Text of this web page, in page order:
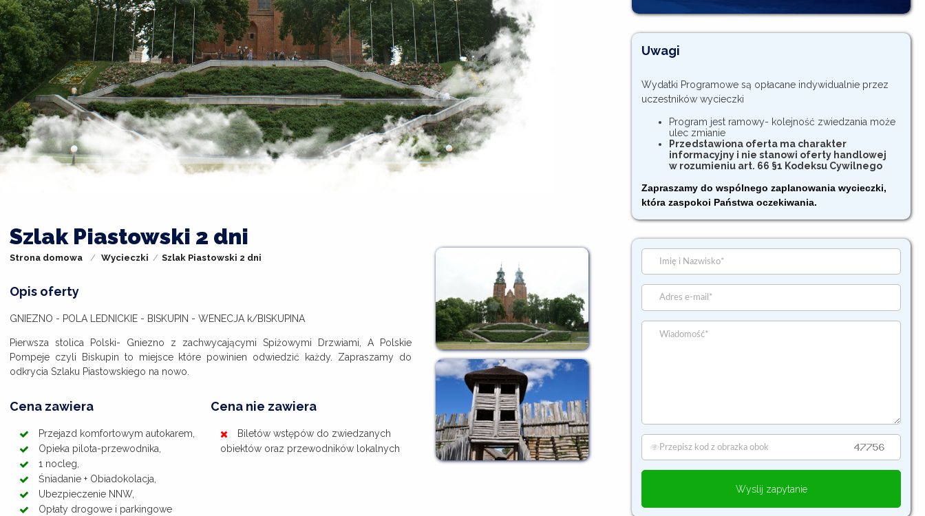
WSZYSTKIE
PROPONOWANE
Uwagi
Wydatki Programowe są opłacane indywidualnie przez
uczestników wycieczki
Program jest ramowy- kolejność zwiedzania może
ulec zmianie
Przedstawiona oferta ma charakter
informacyjny i nie stanowi oferty handlowej
w rozumieniu art. 66 §1 Kodeksu Cywilnego
Zapraszamy do wspólnego zaplanowania wycieczki,
która zaspokoi Państwa oczekiwania.
Wyslij zapytanie
Szlak Piastowski 2 dni
Strona domowa Wycieczki Szlak Piastowski 2 dni
Opis oferty
GNIEZNO - POLA LEDNICKIE - BISKUPIN - WENECJA k/BISKUPINA
Pierwsza stolica Polski- Gniezno z zachwycającymi Spiżowymi Drzwiami, A Polskie
Pompeje czyli Biskupin to miejsce które powinien odwiedzić każdy. Zapraszamy do
odkrycia Szlaku Piastowskiego na nowo.
Cena zawiera
Przejazd komfortowym autokarem,
Opieka pilota-przewodnika,
1 nocleg,
Śniadanie + Obiadokolacja,
Ubezpieczenie NNW,
Opłaty drogowe i parkingowe
Cena nie zawiera
Biletów wstępów do zwiedzanych
obiektów oraz przewodników lokalnych